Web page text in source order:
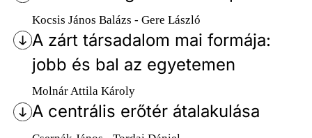
Kocsis János Balázs - Gere László
A zárt társadalom mai formája:
jobb és bal az egyetemen
Molnár Attila Károly
A centrális erőtér átalakulása